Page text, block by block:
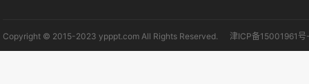
Copyright © 2015-2023 ypppt.com All Rights Reserved. 津ICP备15001961号